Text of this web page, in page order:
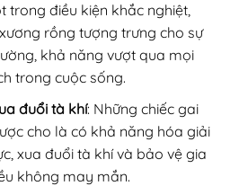
trong điều kiện khắc nghiệt,
rồng tượng trưng cho sự
khả năng vượt qua mọi
trong cuộc sống.
đuổi tà khí: Những chiếc gai
cho là có khả năng hóa giải
xua đuổi tà khí và bảo vệ gia
không may mắn.